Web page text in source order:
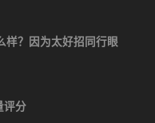
样？因为太好招同行眼
评分